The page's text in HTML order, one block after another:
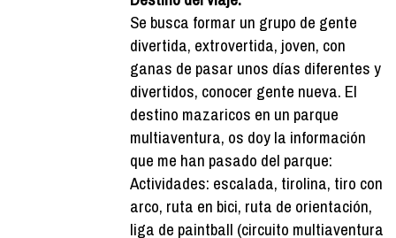
Se busca formar un grupo de gente
divertida, extrovertida, joven, con
ganas de pasar unos días diferentes y
divertidos, conocer gente nueva. El
destino mazaricos en un parque
multiaventura, os doy la información
que me han pasado del parque:
Actividades: escalada, tirolina, tiro con
arco, ruta en bici, ruta de orientación,
liga de paintball (circuito multiaventura